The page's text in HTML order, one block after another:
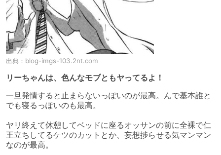
出典： blog-imgs-103.2nt.com
リーちゃんは、色んなモブともヤってるよ！
一旦発情すると止まらないっぽいのが最高。んで基本誰と
でも寝るっぽいのも最高。
ヤリ終えて休憩してベッドに座るオッサンの前に全裸で仁
王立ちしてるケツのカットとか、妄想捗らせる気マンマン
なのが最高。